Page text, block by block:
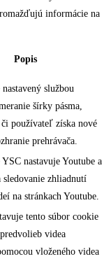
informácie na
Popis
službou
šírky pásma,
používateľ získa nové
prehrávača.
nastavuje Youtube a
sledovanie zhliadnutí
na stránkach Youtube.
tento súbor cookie
videa
vloženého videa